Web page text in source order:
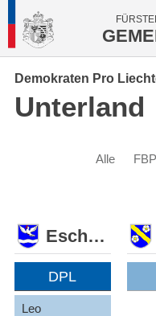
Demokraten Pro
Unterland
Alle FBP
Eschen
DPL
Leo